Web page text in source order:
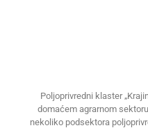
Poljoprivredni klaster
domaćem agrarnom
nekoliko podsektora